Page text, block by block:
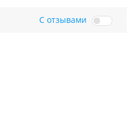
С отзывами